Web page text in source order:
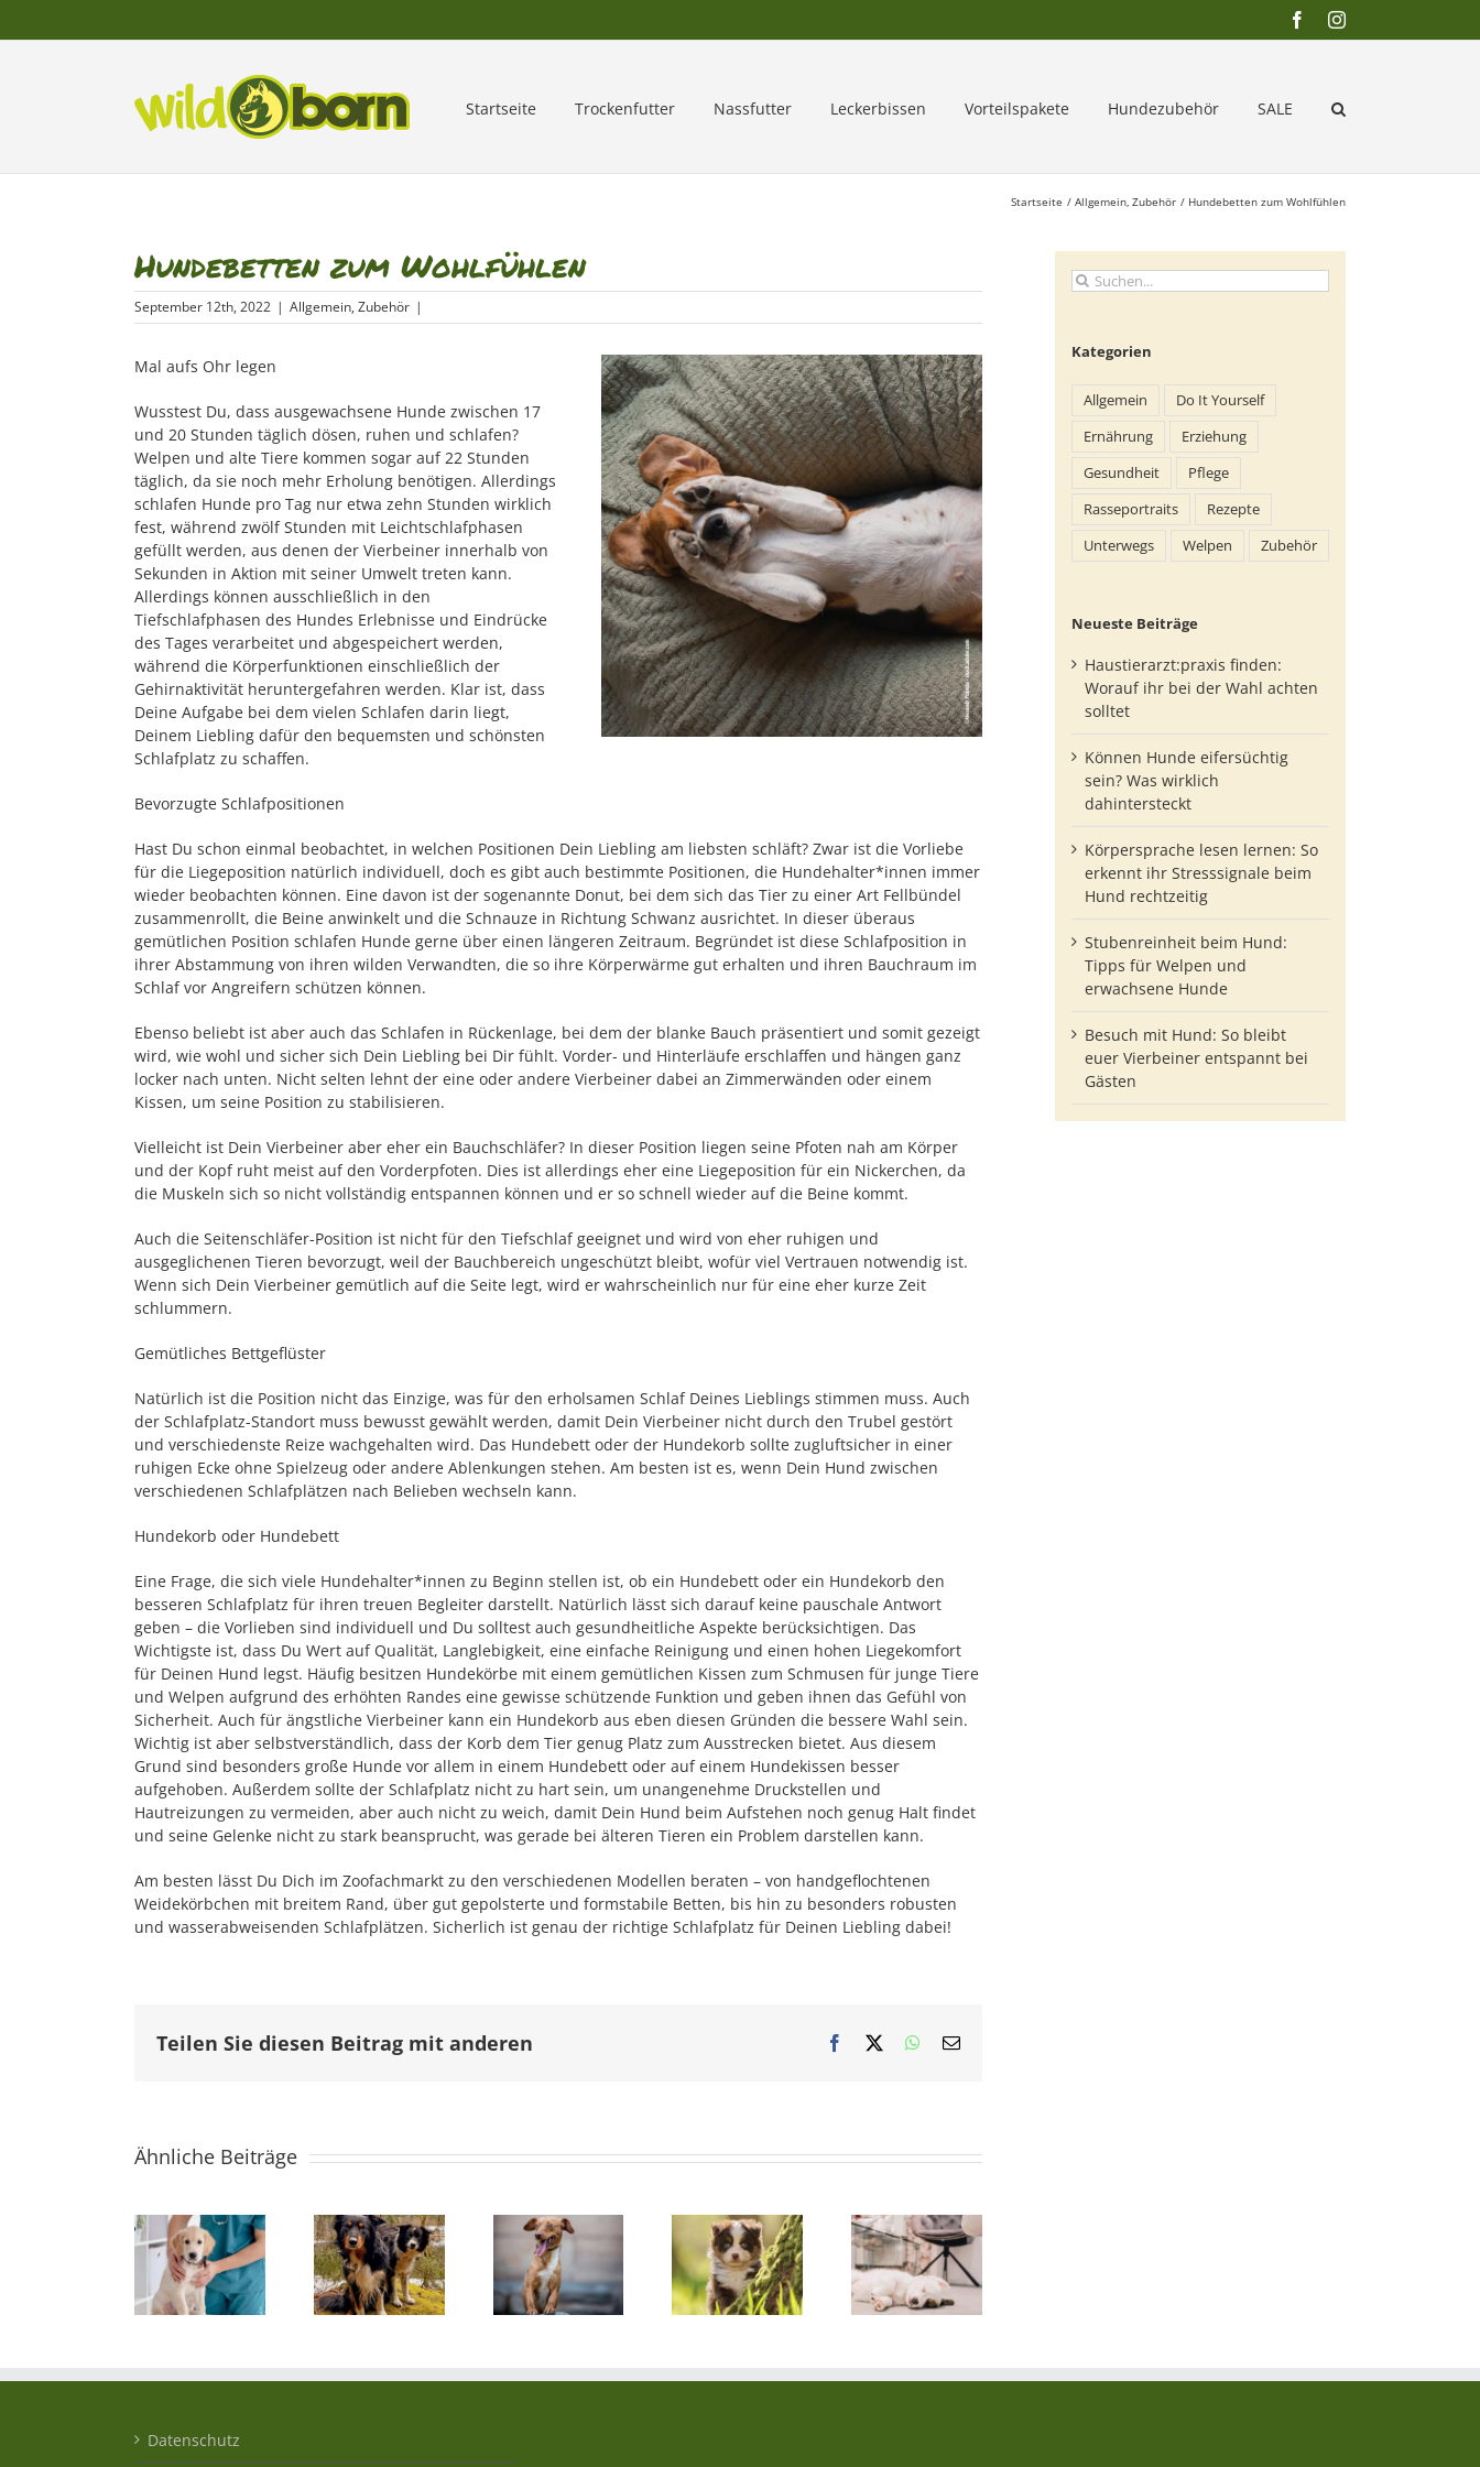
FacebookInstagram
Startseite Trockenfutter Nassfutter Leckerbissen Vorteilspakete Hundezubehör SALE
Startseite Allgemein Zubehör Hundebetten zum Wohlfühlen
Hundebetten zum Wohlfühlen
September 12th, 2022 | Allgemein, Zubehör |
Mal aufs Ohr legen
Wusstest Du, dass ausgewachsene Hunde zwischen 17
und 20 Stunden täglich dösen, ruhen und schlafen?
Welpen und alte Tiere kommen sogar auf 22 Stunden
täglich, da sie noch mehr Erholung benötigen. Allerdings
schlafen Hunde pro Tag nur etwa zehn Stunden wirklich
fest, während zwölf Stunden mit Leichtschlafphasen
gefüllt werden, aus denen der Vierbeiner innerhalb von
Sekunden in Aktion mit seiner Umwelt treten kann.
Allerdings können ausschließlich in den
Tiefschlafphasen des Hundes Erlebnisse und Eindrücke
des Tages verarbeitet und abgespeichert werden,
während die Körperfunktionen einschließlich der
Gehirnaktivität heruntergefahren werden. Klar ist, dass
Deine Aufgabe bei dem vielen Schlafen darin liegt,
Deinem Liebling dafür den bequemsten und schönsten
Schlafplatz zu schaffen.
Bevorzugte Schlafpositionen
Hast Du schon einmal beobachtet, in welchen Positionen Dein Liebling am liebsten schläft? Zwar ist die Vorliebe
für die Liegeposition natürlich individuell, doch es gibt auch bestimmte Positionen, die Hundehalter*innen immer
wieder beobachten können. Eine davon ist der sogenannte Donut, bei dem sich das Tier zu einer Art Fellbündel
zusammenrollt, die Beine anwinkelt und die Schnauze in Richtung Schwanz ausrichtet. In dieser überaus
gemütlichen Position schlafen Hunde gerne über einen längeren Zeitraum. Begründet ist diese Schlafposition in
ihrer Abstammung von ihren wilden Verwandten, die so ihre Körperwärme gut erhalten und ihren Bauchraum im
Schlaf vor Angreifern schützen können.
Ebenso beliebt ist aber auch das Schlafen in Rückenlage, bei dem der blanke Bauch präsentiert und somit gezeigt
wird, wie wohl und sicher sich Dein Liebling bei Dir fühlt. Vorder- und Hinterläufe erschlaffen und hängen ganz
locker nach unten. Nicht selten lehnt der eine oder andere Vierbeiner dabei an Zimmerwänden oder einem
Kissen, um seine Position zu stabilisieren.
Vielleicht ist Dein Vierbeiner aber eher ein Bauchschläfer? In dieser Position liegen seine Pfoten nah am Körper
und der Kopf ruht meist auf den Vorderpfoten. Dies ist allerdings eher eine Liegeposition für ein Nickerchen, da
die Muskeln sich so nicht vollständig entspannen können und er so schnell wieder auf die Beine kommt.
Auch die Seitenschläfer-Position ist nicht für den Tiefschlaf geeignet und wird von eher ruhigen und
ausgeglichenen Tieren bevorzugt, weil der Bauchbereich ungeschützt bleibt, wofür viel Vertrauen notwendig ist.
Wenn sich Dein Vierbeiner gemütlich auf die Seite legt, wird er wahrscheinlich nur für eine eher kurze Zeit
schlummern.
Gemütliches Bettgeflüster
Natürlich ist die Position nicht das Einzige, was für den erholsamen Schlaf Deines Lieblings stimmen muss. Auch
der Schlafplatz-Standort muss bewusst gewählt werden, damit Dein Vierbeiner nicht durch den Trubel gestört
und verschiedenste Reize wachgehalten wird. Das Hundebett oder der Hundekorb sollte zugluftsicher in einer
ruhigen Ecke ohne Spielzeug oder andere Ablenkungen stehen. Am besten ist es, wenn Dein Hund zwischen
verschiedenen Schlafplätzen nach Belieben wechseln kann.
Hundekorb oder Hundebett
Eine Frage, die sich viele Hundehalter*innen zu Beginn stellen ist, ob ein Hundebett oder ein Hundekorb den
besseren Schlafplatz für ihren treuen Begleiter darstellt. Natürlich lässt sich darauf keine pauschale Antwort
geben – die Vorlieben sind individuell und Du solltest auch gesundheitliche Aspekte berücksichtigen. Das
Wichtigste ist, dass Du Wert auf Qualität, Langlebigkeit, eine einfache Reinigung und einen hohen Liegekomfort
für Deinen Hund legst. Häufig besitzen Hundekörbe mit einem gemütlichen Kissen zum Schmusen für junge Tiere
und Welpen aufgrund des erhöhten Randes eine gewisse schützende Funktion und geben ihnen das Gefühl von
Sicherheit. Auch für ängstliche Vierbeiner kann ein Hundekorb aus eben diesen Gründen die bessere Wahl sein.
Wichtig ist aber selbstverständlich, dass der Korb dem Tier genug Platz zum Ausstrecken bietet. Aus diesem
Grund sind besonders große Hunde vor allem in einem Hundebett oder auf einem Hundekissen besser
aufgehoben. Außerdem sollte der Schlafplatz nicht zu hart sein, um unangenehme Druckstellen und
Hautreizungen zu vermeiden, aber auch nicht zu weich, damit Dein Hund beim Aufstehen noch genug Halt findet
und seine Gelenke nicht zu stark beansprucht, was gerade bei älteren Tieren ein Problem darstellen kann.
Am besten lässt Du Dich im Zoofachmarkt zu den verschiedenen Modellen beraten – von handgeflochtenen
Weidekörbchen mit breitem Rand, über gut gepolsterte und formstabile Betten, bis hin zu besonders robusten
und wasserabweisenden Schlafplätzen. Sicherlich ist genau der richtige Schlafplatz für Deinen Liebling dabei!
Teilen Sie diesen Beitrag mit anderen Facebook WhatsApp
E-
Ähnliche Beiträge
Suche
Kategorien
Allgemein
Do It Yourself
Ernährung
Erziehung
Gesundheit
Pflege
Rasseportraits
Rezepte
Unterwegs
Welpen Zubehör
Neueste Beiträge
Haustierarzt:praxis finden:
Worauf ihr bei der Wahl achten
solltet
Können Hunde eifersüchtig
sein? Was wirklich
dahintersteckt
Körpersprache lesen lernen: So
erkennt ihr Stresssignale beim
Hund rechtzeitig
Stubenreinheit beim Hund:
Tipps für Welpen und
erwachsene Hunde
Besuch mit Hund: So bleibt
euer Vierbeiner entspannt bei
Gästen
Datenschutz